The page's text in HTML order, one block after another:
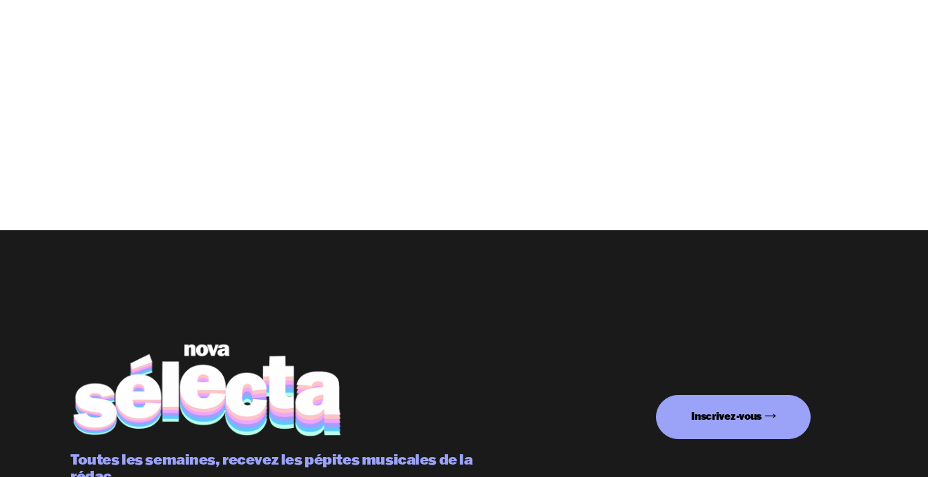
Toutes les semaines, recevez les pépites musicales de la
Inscrivez-vous